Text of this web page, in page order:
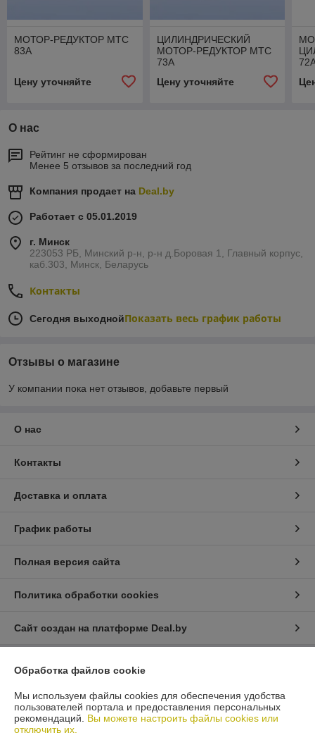
МОТОР-РЕДУКТОР MTC
83A
Цену уточняйте
ЦИЛИНДРИЧЕСКИЙ
МОТОР-РЕДУКТОР MTC
73A
Цену уточняйте
О нас
Рейтинг не сформирован
Менее 5 отзывов за последний год
Компания продает на Deal.by
Работает с 05.01.2019
г. Минск
223053 РБ, Минский р-н, р-н д.Боровая 1, Главный корпус,
каб.303, Минск, Беларусь
Контакты
Сегодня выходнойПоказать весь график работы
Отзывы о магазине
У компании пока нет отзывов, добавьте первый
О нас
Контакты
Доставка и оплата
График работы
Полная версия сайта
Политика обработки cookies
Сайт создан на платформе Deal.by
Информация для покупателя
Юридическое лицо:Общество с ограниченной ответственностью
"ХМГРУПП"
223053 РБ, Минский р-н, р-н д.Боровая 1, Главный корпус, каб.303
Обработка файлов cookie
Мы используем файлы cookies для обеспечения удобства
пользователей портала и предоставления персональных
рекомендаций. Вы можете настроить файлы cookies или
отключить их.